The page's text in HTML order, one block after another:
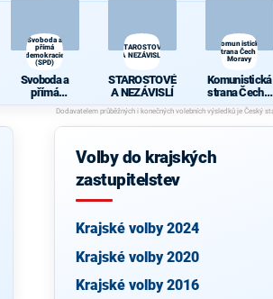
Svoboda a
přímá
demokracie
(SPD)
Svoboda a
přímá
demokracie
(SPD)
STAROSTOVÉ
A NEZÁVISLÍ
STAROSTOVÉ
A NEZÁVISLÍ
Komunistická
strana Čech a
Moravy
Komunistická
strana Čech a
Moravy
Volby do krajských
zastupitelstev
Krajské volby 2024
Krajské volby 2020
Krajské volby 2016